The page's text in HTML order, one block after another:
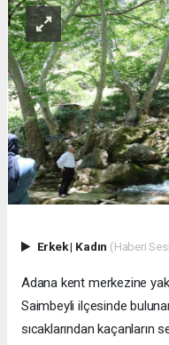
Erkek| Kadın (Haberi
Adana kent merkezine
Saimbeyli ilçesinde
sıcaklarından kaçanların